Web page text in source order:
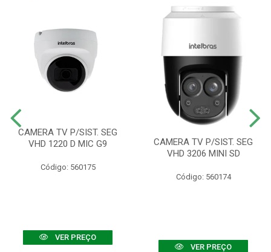
CAMERA TV P/SIST. SEG
VHD 1220 D MIC G9
Código: 560175
VER PREÇO
CAMERA TV P/SIST. SEG
VHD 3206 MINI SD
Código: 560174
VER PREÇO